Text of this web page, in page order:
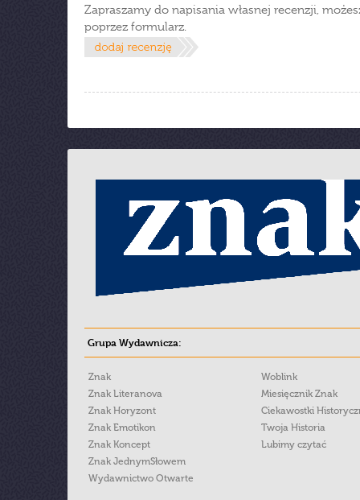
Zapraszamy do napisania własnej recenzji,
poprzez formularz.
Grupa Wydawnicza:
Znak
Znak Literanova
Znak Horyzont
Znak Emotikon
Znak Koncept
Znak JednymSłowem
Wydawnictwo Otwarte
Woblink
Miesięcznik Znak
Ciekawostki
Twoja Historia
Lubimy czytać